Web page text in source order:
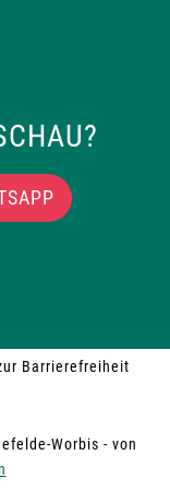
Worbis - von
Barrierefreiheit